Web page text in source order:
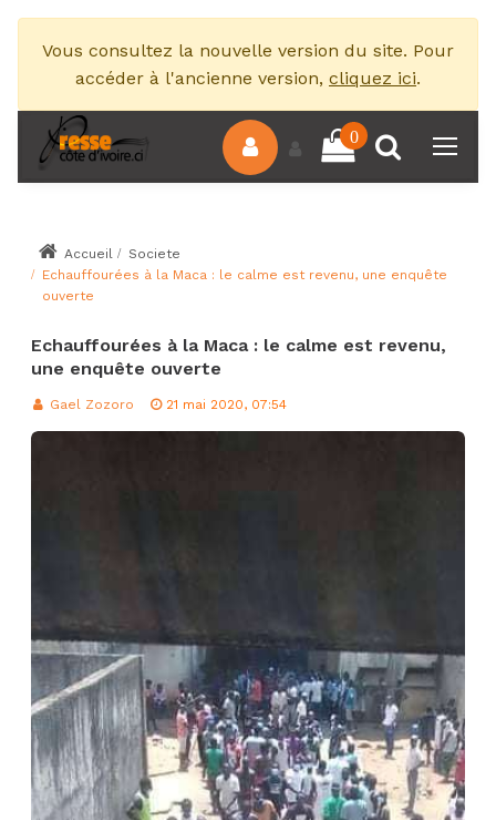
Vous consultez la nouvelle version du site. Pour
accéder à l'ancienne version, cliquez ici.
0
Accueil
Societe
Echauffourées à la Maca : le calme est revenu, une enquête
ouverte
Echauffourées à la Maca : le calme est revenu,
une enquête ouverte
Gael Zozoro 21 mai 2020, 07:54